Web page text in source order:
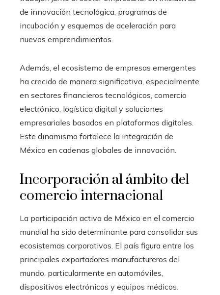
de innovación tecnológica, programas de
incubación y esquemas de aceleración para
nuevos emprendimientos.
Además, el ecosistema de empresas emergentes
ha crecido de manera significativa, especialmente
en sectores financieros tecnológicos, comercio
electrónico, logística digital y soluciones
empresariales basadas en plataformas digitales.
Este dinamismo fortalece la integración de
México en cadenas globales de innovación.
Incorporación al ámbito del
comercio internacional
La participación activa de México en el comercio
mundial ha sido determinante para consolidar sus
ecosistemas corporativos. El país figura entre los
principales exportadores manufactureros del
mundo, particularmente en automóviles,
dispositivos electrónicos y equipos médicos.